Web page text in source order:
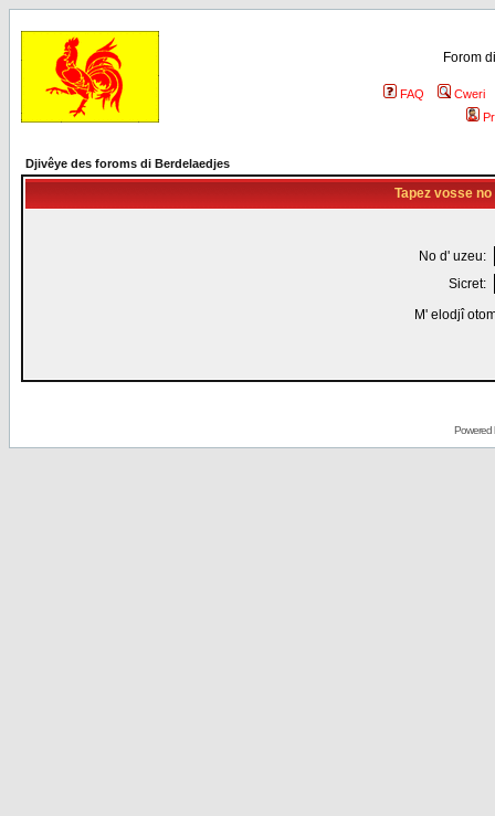
Forom
FAQ
Cweri
Djivêye des foroms di Berdelaedjes
Tapez vosse
No d' uzeu:
Sicret:
M' elodjî
Powered